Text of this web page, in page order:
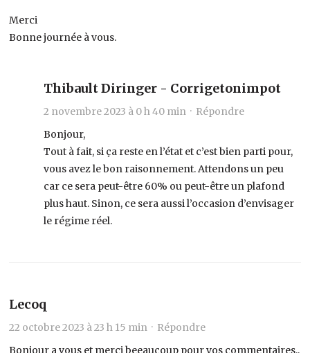
Merci
Bonne journée à vous.
Thibault Diringer - Corrigetonimpot
2 novembre 2023 à 0 h 40 min · Répondre
Bonjour,
Tout à fait, si ça reste en l’état et c’est bien parti pour,
vous avez le bon raisonnement. Attendons un peu
car ce sera peut-être 60% ou peut-être un plafond
plus haut. Sinon, ce sera aussi l’occasion d’envisager
le régime réel.
Lecoq
22 octobre 2023 à 23 h 15 min · Répondre
Bonjour a vous et merci beeaucoup pour vos commentaires.,